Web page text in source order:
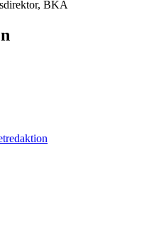
BKA